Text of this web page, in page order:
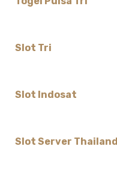
Slot Tri
Slot Indosat
Slot Server Thailand